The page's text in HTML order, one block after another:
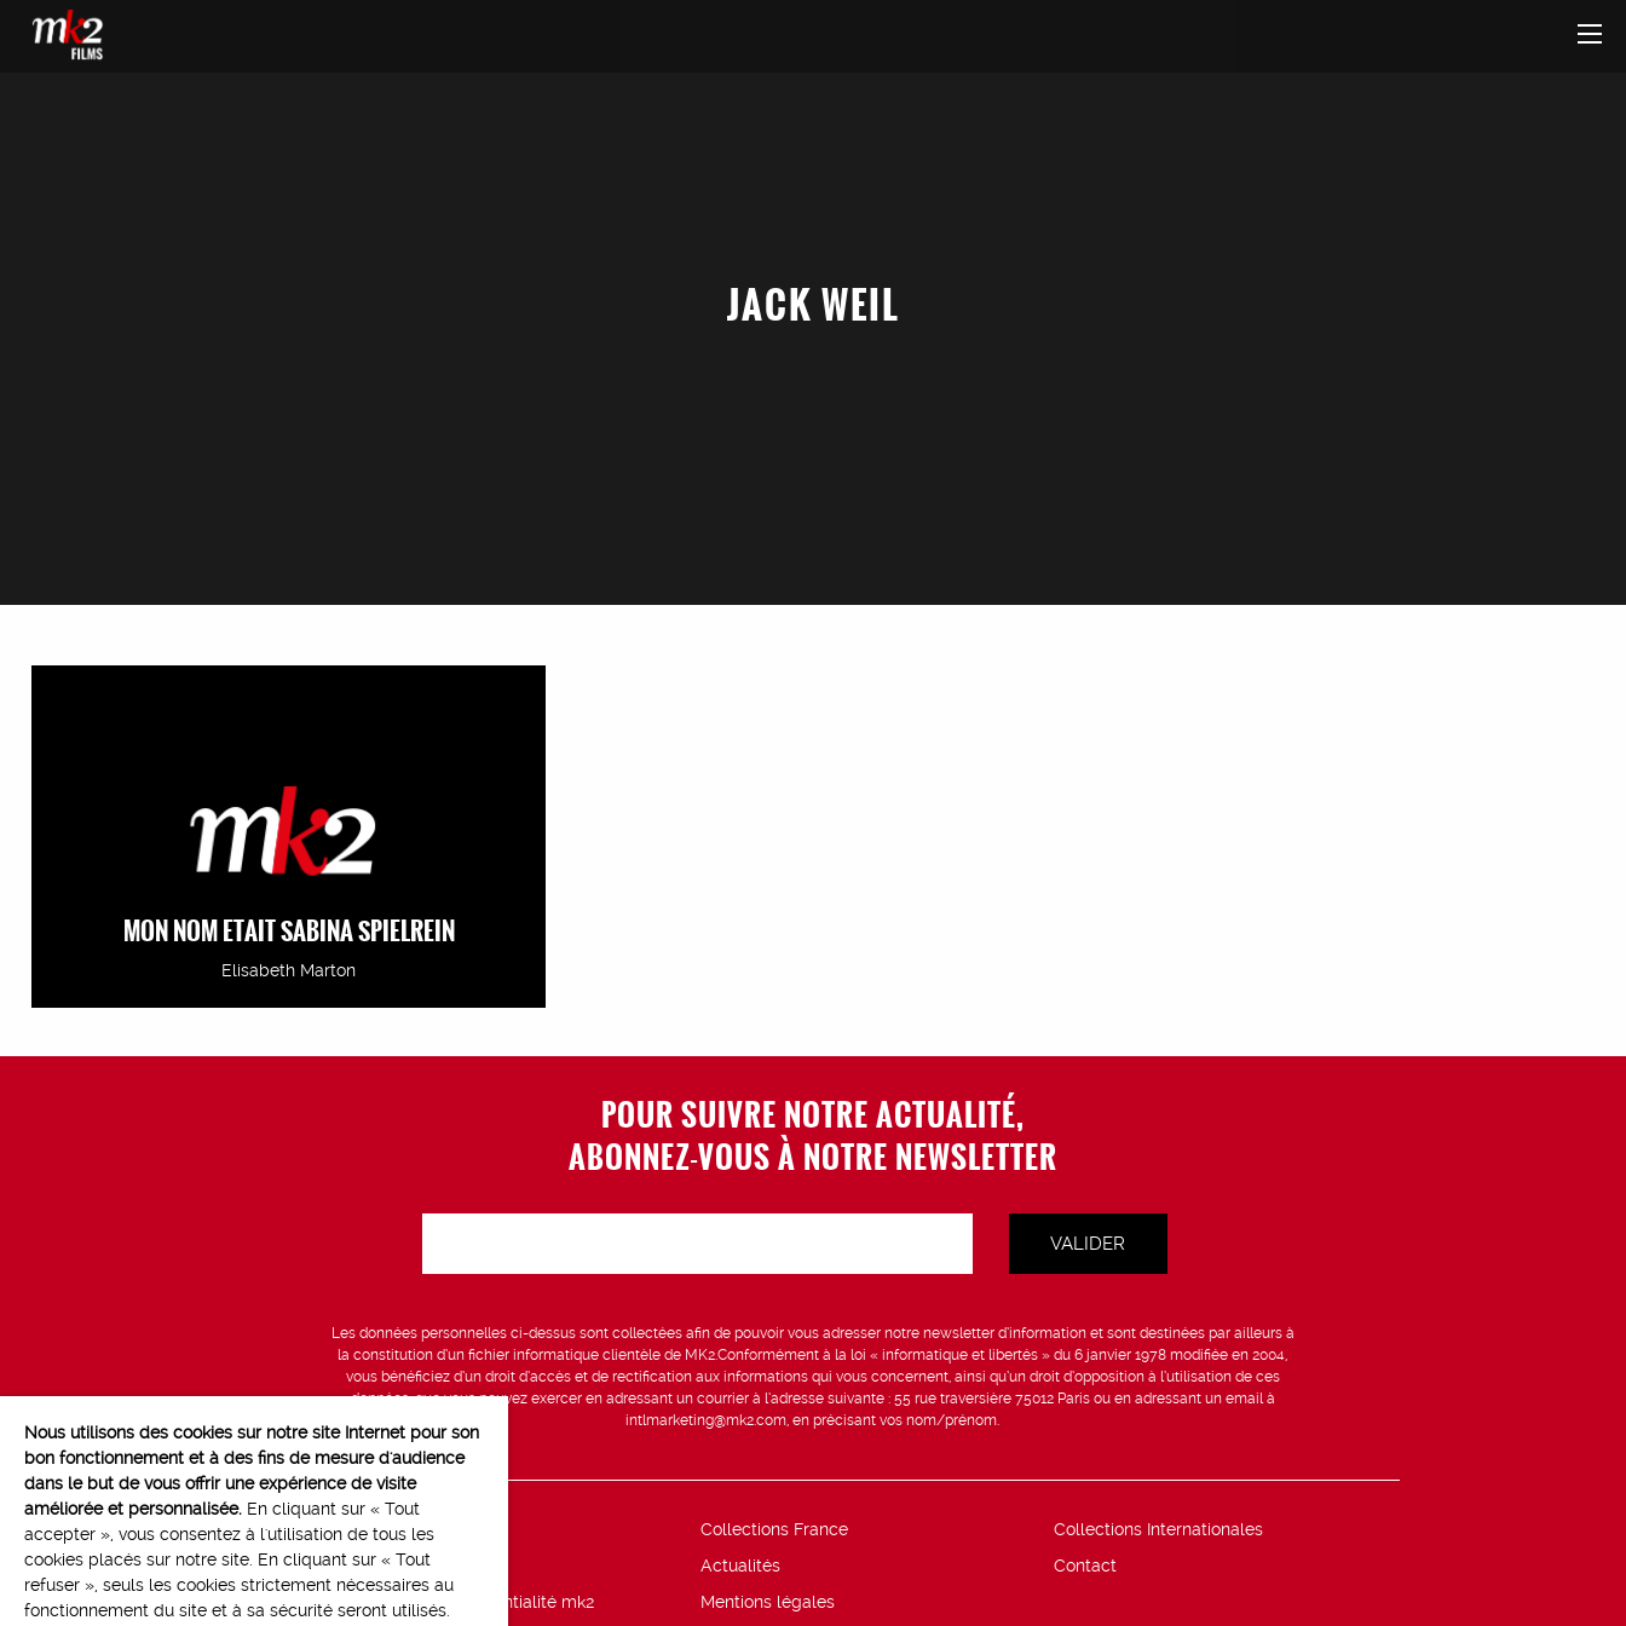
JACK WEIL
MON NOM ETAIT SABINA SPIELREIN
Elisabeth Marton
POUR SUIVRE NOTRE ACTUALITÉ,
ABONNEZ-VOUS À NOTRE NEWSLETTER
Les données personnelles ci-dessus sont collectées afin de pouvoir vous adresser notre newsletter d’information et sont destinées par ailleurs à
la constitution d’un fichier informatique clientèle de MK2.Conformément à la loi « informatique et libertés » du 6 janvier 1978 modifiée en 2004,
vous bénéficiez d’un droit d’accès et de rectification aux informations qui vous concernent, ainsi qu’un droit d’opposition à l’utilisation de ces
données, que vous pouvez exercer en adressant un courrier à l’adresse suivante : 55 rue traversière 75012 Paris ou en adressant un email à
intlmarketing@mk2.com, en précisant vos nom/prénom.
Line up Collections France
Collections Internationales
Marchés
Actualités
Contact
Politique de confidentialité mk2
Mentions légales
Nous utilisons des cookies sur notre site Internet pour son
bon fonctionnement et à des fins de mesure d'audience
dans le but de vous offrir une expérience de visite
améliorée et personnalisée. En cliquant sur « Tout
accepter », vous consentez à l'utilisation de tous les
cookies placés sur notre site. En cliquant sur « Tout
refuser », seuls les cookies strictement nécessaires au
fonctionnement du site et à sa sécurité seront utilisés.